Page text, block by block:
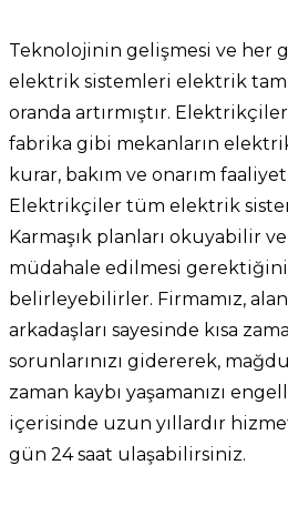
Teknolojinin gelişmesi ve her
elektrik sistemleri elektrik
oranda artırmıştır.
fabrika gibi mekanların
kurar, bakım ve onarım
Elektrikçiler tüm elektrik
Karmaşık planları okuyabilir ve
müdahale edilmesi gerektiğini
belirleyebilirler. Firmamız,
arkadaşları sayesinde kısa
sorunlarınızı gidererek,
zaman kaybı yaşamanızı
içerisinde uzun yıllardır
gün 24 saat ulaşabilirsiniz.